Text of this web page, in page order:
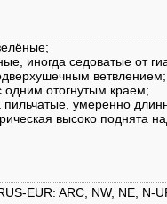
иногда седоватые от
ветвлением;
одним отогнутым краем;
пильчатые, умеренно
высоко поднята
EUR: ARC NW, NE N-